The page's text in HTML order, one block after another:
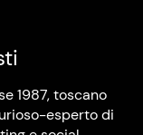
1987, toscano
esperto di